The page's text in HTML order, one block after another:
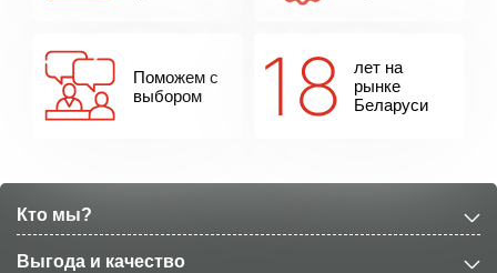
Поможем с
выбором
лет на
рынке
Беларуси
Кто мы?
Выгода и качество